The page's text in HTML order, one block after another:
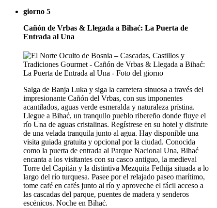
giorno 5
Cañón de Vrbas & Llegada a Bihać: La Puerta de
Entrada al Una
Salga de Banja Luka y siga la carretera sinuosa a través del
impresionante Cañón del Vrbas, con sus imponentes
acantilados, aguas verde esmeralda y naturaleza prístina.
Llegue a Bihać, un tranquilo pueblo ribereño donde fluye el
río Una de aguas cristalinas. Regístrese en su hotel y disfrute
de una velada tranquila junto al agua. Hay disponible una
visita guiada gratuita y opcional por la ciudad. Conocida
como la puerta de entrada al Parque Nacional Una, Bihać
encanta a los visitantes con su casco antiguo, la medieval
Torre del Capitán y la distintiva Mezquita Fethija situada a lo
largo del río turquesa. Pasee por el relajado paseo marítimo,
tome café en cafés junto al río y aproveche el fácil acceso a
las cascadas del parque, puentes de madera y senderos
escénicos. Noche en Bihać.